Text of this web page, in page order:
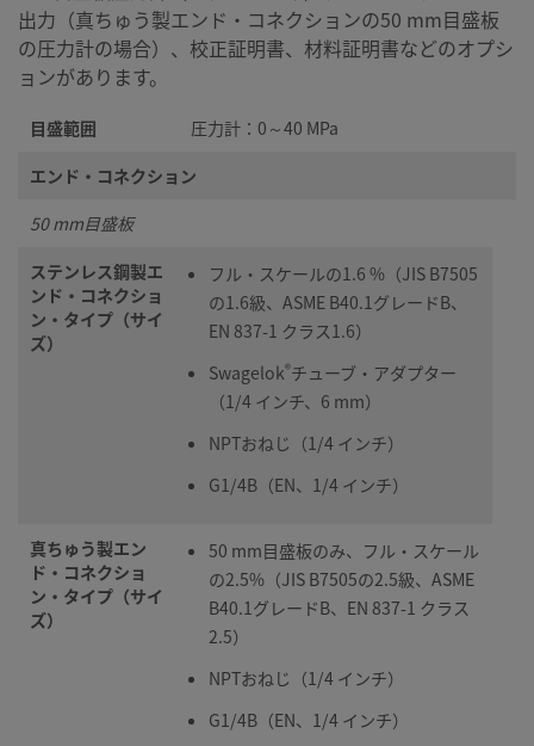
出力（真ちゅう製エンド・コネクションの50 mm目盛板
の圧力計の場合）、校正証明書、材料証明書などのオプシ
ョンがあります。
目盛範囲
圧力計：0～40 MPa
エンド・コネクション
50 mm目盛板
ステンレス鋼製エ
ンド・コネクショ
ン・タイプ（サイ
ズ）
フル・スケールの1.6 %（JIS B7505
の1.6級、ASME B40.1グレードB、
EN 837-1 クラス1.6）
Swagelok®チューブ・アダプター
（1/4 インチ、6 mm）
NPTおねじ（1/4 インチ）
G1/4B（EN、1/4 インチ）
真ちゅう製エン
ド・コネクショ
ン・タイプ（サイ
ズ）
50 mm目盛板のみ、フル・スケール
の2.5%（JIS B7505の2.5級、ASME
B40.1グレードB、EN 837-1 クラス
2.5）
NPTおねじ（1/4 インチ）
G1/4B（EN、1/4 インチ）